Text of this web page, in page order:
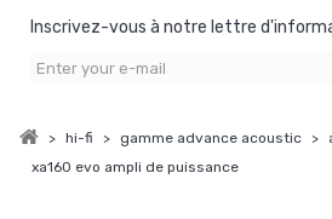
Inscrivez-vous à notre lettre
> hi-fi > gamme advance acoustic >
xa160 evo ampli de puissance